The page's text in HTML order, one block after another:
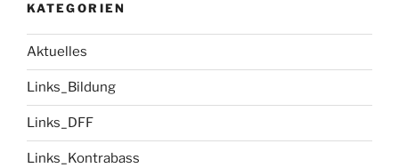
KATEGORIEN
Aktuelles
Links_Bildung
Links_DFF
Links_Kontrabass